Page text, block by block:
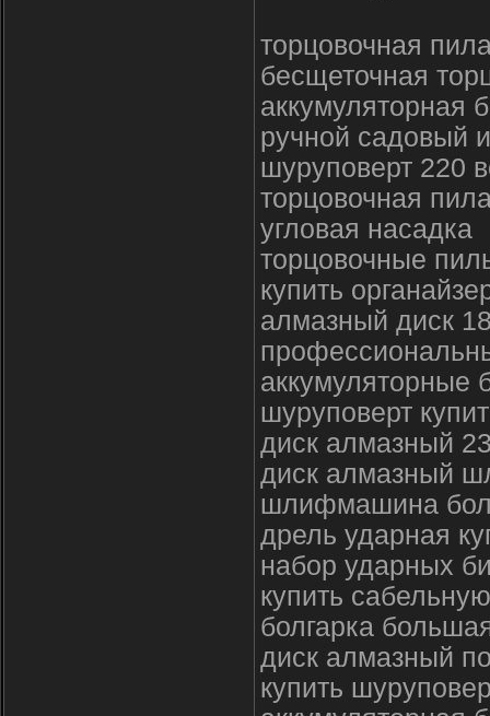
торцовочная
бесщеточная
аккумуляторная
ручной садовый
шуруповерт 220
торцовочная
угловая насадка
торцовочные
купить
алмазный диск
аккумуляторные
шуруповерт
диск алмазный
диск алмазный
шлифмашина
дрель ударная
набор ударных
купить
болгарка
диск алмазный
купить